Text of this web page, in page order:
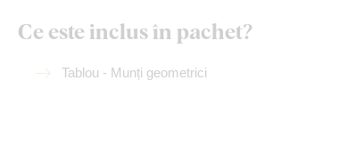
Ce este inclus în pachet?
Tablou - Munți geometrici